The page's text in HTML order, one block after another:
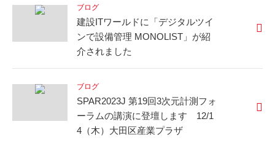
ブログ
建設ITワールドに「デジタルツイ
ンで設備管理 MONOLIST」が紹
介されました
ブログ
SPAR2023J 第19回3次元計測フォ
ーラムの講演に登壇します 12/1
4（木）大田区産業プラザ